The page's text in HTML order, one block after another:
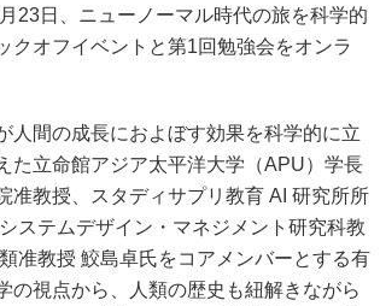
日、ニューノーマル時代の旅を科学的
クオフイベントと第1回勉強会をオンラ
間の成長におよぼす効果を科学的に立
た立命館アジア太平洋大学（APU）学長
准教授、スタディサプリ教育 AI 研究所所
ステムデザイン・マネジメント研究科教
准教授 鮫島卓氏をコアメンバーとする有
の視点から、人類の歴史も紐解きながら